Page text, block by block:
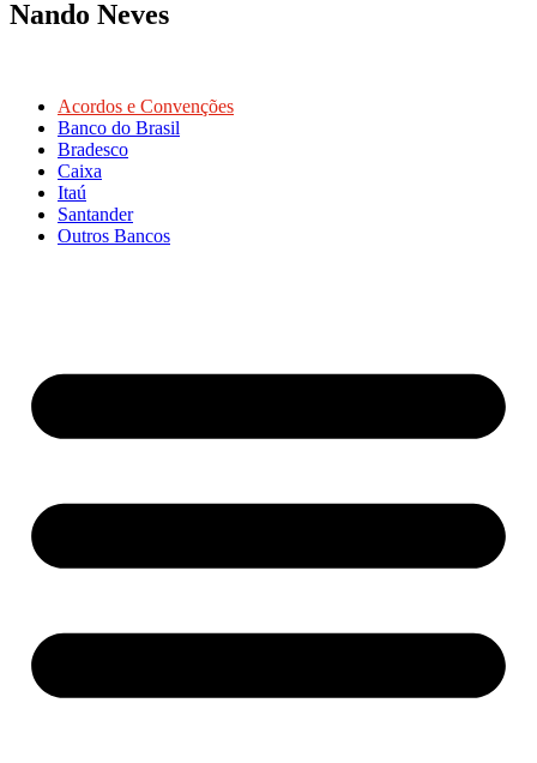
Nando Neves
Acordos e Convenções
Banco do Brasil
Bradesco
Caixa
Itaú
Santander
Outros Bancos